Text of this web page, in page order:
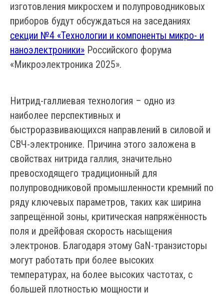
изготовления микросхем и полупроводниковых
приборов будут обсуждаться на заседаниях
секции №4 «Технологии и компоненты микро- и
наноэлектроники» Российского форума
«Микроэлектроника 2025».
Нитрид-галлиевая технология – одно из
наиболее перспективных и
быстроразвивающихся направлений в силовой и
СВЧ-электронике. Причина этого заложена в
свойствах нитрида галлия, значительно
превосходящего традиционный для
полупроводниковой промышленности кремний по
ряду ключевых параметров, таких как ширина
запрещённой зоны, критическая напряжённость
поля и дрейфовая скорость насыщения
электронов. Благодаря этому GaN-транзисторы
могут работать при более высоких
температурах, на более высоких частотах, с
большей плотностью мощности и